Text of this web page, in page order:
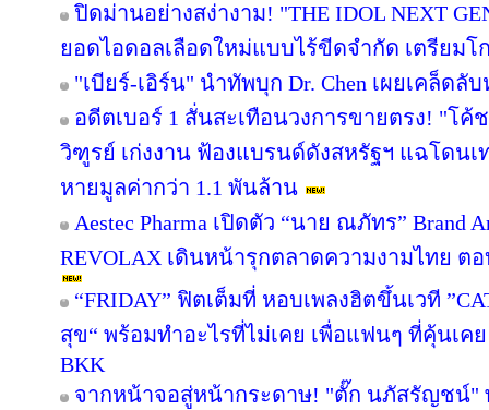
ปิดม่านอย่างสง่างาม! "THE IDOL NEXT
ยอดไอดอลเลือดใหม่แบบไร้ขีดจำกัด เตรียมโ
"เบียร์-เอิร์น" นำทัพบุก Dr. Chen เผยเคล็ดลั
อดีตเบอร์ 1 สั่นสะเทือนวงการขายตรง! "โ
วิฑูรย์ เก่งงาน ฟ้องแบรนด์ดังสหรัฐฯ แฉโดนเ
หายมูลค่ากว่า 1.1 พันล้าน
Aestec Pharma เปิดตัว “นาย ณภัทร” Brand
REVOLAX เดินหน้ารุกตลาดความงามไทย ต
“FRIDAY” ฟิตเต็มที่ หอบเพลงฮิตขึ้นเวที
สุข“ พร้อมทำอะไรที่ไม่เคย เพื่อแฟนๆ ที่คุ้นเคย
BKK
จากหน้าจอสู่หน้ากระดาษ! "ตั๊ก นภัสรัญชน์"